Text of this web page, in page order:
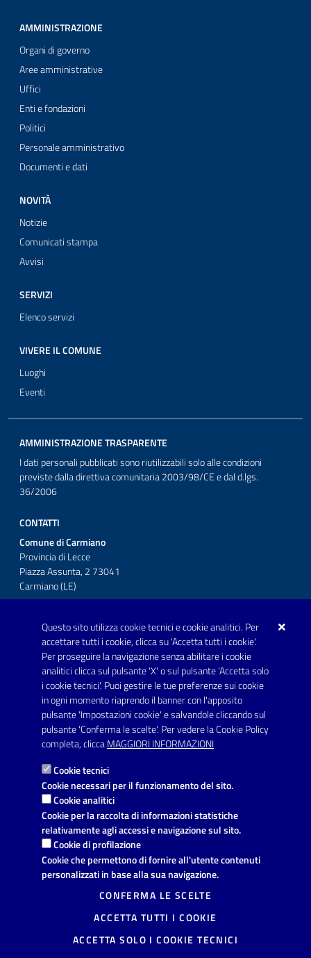
Questo sito utilizza cookie tecnici e cookie analitici. Per
accettare tutti i cookie, clicca su 'Accetta tutti i cookie'.
Per proseguire la navigazione senza abilitare i cookie
analitici clicca sul pulsante 'X' o sul pulsante 'Accetta solo
i cookie tecnici'. Puoi gestire le tue preferenze sui cookie
in ogni momento riaprendo il banner con l'apposito
pulsante 'Impostazioni cookie' e salvandole cliccando sul
pulsante 'Conferma le scelte'. Per vedere la Cookie Policy
completa, cliccaMAGGIORI INFORMAZIONI
Cookie tecnici
Cookie necessari per il funzionamento del sito.
Cookie analitici
Cookie per la raccolta di informazioni statistiche
relativamente agli accessi e navigazione sul sito.
Cookie di profilazione
Cookie che permettono di fornire all'utente contenuti
personalizzati in base alla sua navigazione.
CONFERMA LE SCELTE
ACCETTA TUTTI I COOKIE
ACCETTA SOLO I COOKIE TECNICI
AMMINISTRAZIONE
Organi di governo
Aree amministrative
Uffici
Enti e fondazioni
Politici
Personale amministrativo
Documenti e dati
NOVITÀ
Notizie
Comunicati stampa
Avvisi
SERVIZI
Elenco servizi
VIVERE IL COMUNE
Luoghi
Eventi
AMMINISTRAZIONE TRASPARENTE
I dati personali pubblicati sono riutilizzabili solo alle condizioni
previste dalla direttiva comunitaria 2003/98/CE e dal d.lgs.
36/2006
CONTATTI
Comune di Carmiano
Provincia di Lecce
Piazza Assunta, 2 73041
Carmiano (LE)
Posta Elettronica Certificata:
protocollo.comunecarmiano@pec.rupar.puglia.it
URP - Ufficio Relazioni con il Pubblico
Link utili
Informativa privacy
Dichiarazione di accessibilità
Note legali
Domande frequenti
Richiesta di assistenza
Segnalazione disservizio
Prenotazione appuntamento
Mappa del sito